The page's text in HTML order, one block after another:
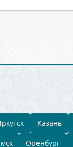
Казань
Оренбург